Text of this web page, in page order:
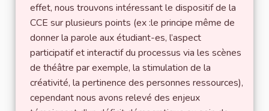
effet, nous trouvons intéressant le dispositif de la
CCE sur plusieurs points (ex :le principe même de
donner la parole aux étudiant-es, l’aspect
participatif et interactif du processus via les scènes
de théâtre par exemple, la stimulation de la
créativité, la pertinence des personnes ressources),
cependant nous avons relevé des enjeux